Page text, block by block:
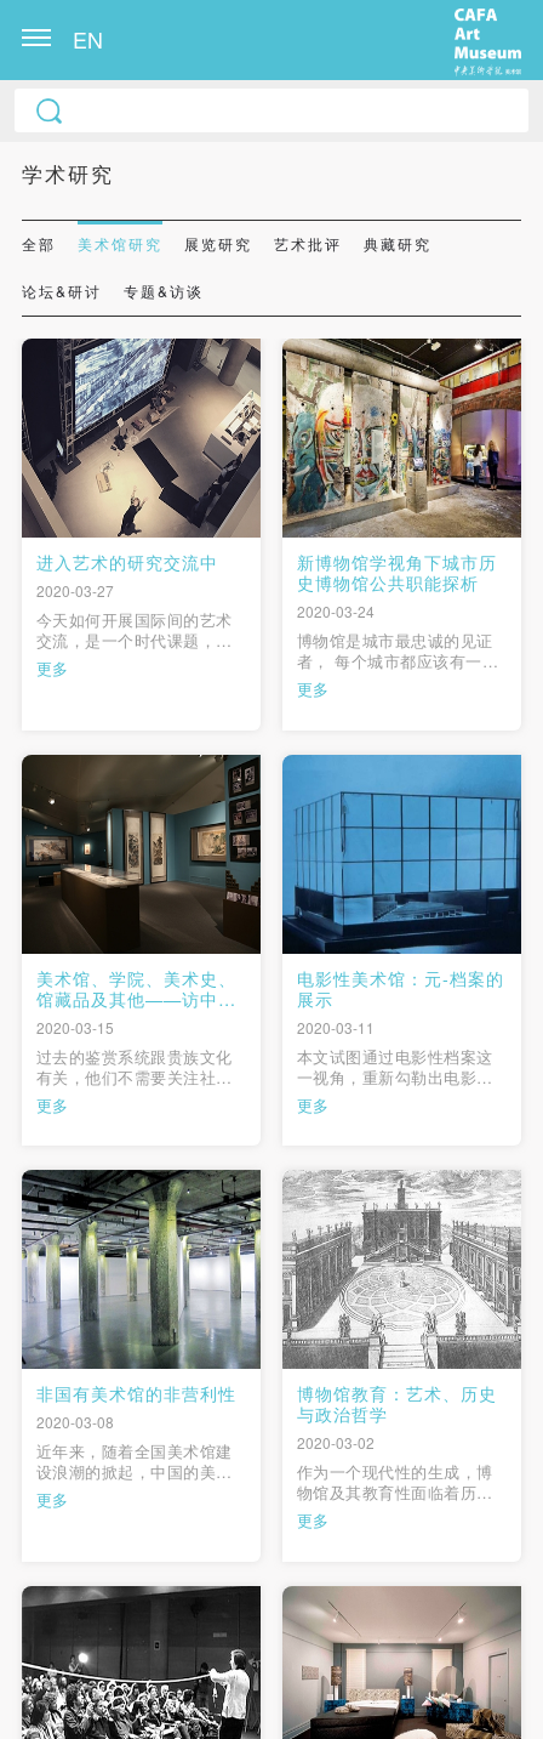
EN
学术研究
全部 美术馆研究 展览研究 艺术批评 典藏研究
论坛&研讨 专题&访谈
进入艺术的研究交流中
2020-03-27
今天如何开展国际间的艺术
交流，是一个时代课题，而
不是简单的将国际作品拿来
国内展示展出。毫无疑问，
响，这也是国际间艺术相互
交流的意义。然而，当新世
纪的曙光照耀之后，作为工
作于美术馆的 …
更多
新博物馆学视角下城市历
史博物馆公共职能探析
2020-03-24
博物馆是城市最忠诚的见证
者， 每个城市都应该有一座
记述城市历史发展的博物
馆。 近年来， 博物馆的教育
动， 更好地让观众认识历史
十分重要。 文章立足新博物
馆学教育理论， 分 …
更多
美术馆、学院、美术史、
馆藏品及其他——访中央
美术学院人文学院院长尹
吉男教授
2020-03-15
过去的鉴赏系统跟贵族文化
有关，他们不需要关注社会
问题，只关心吟诗啖茶、品
风论画，他们要学、要写最
会却全然不同，它需要具备
创造力，并且透过知识概念
进行建构，这些知识概念同
时也需要问题意识。现在美
术史的边界 …
更多
电影性美术馆：元-档案的
展示
2020-03-11
本文试图通过电影性档案这
一视角，重新勾勒出电影在
当代时空条件下的媒介特
性，并借由美术馆及其收藏
变、消解与转型。“元-档
案”意即在电影性美术馆中，
电影以一种弥散形式的持存
与在场，并在本体层面对于
美术馆空间及 …
更多
非国有美术馆的非营利性
2020-03-08
近年来，随着全国美术馆建
设浪潮的掀起，中国的美术
馆建设、分类、属性等都在
摆脱粗放的美术馆时代，而
术馆始终没有在语词上得到
统一，而是处于一种语词上
的沉浮状态；在美术馆的属
性上，也存 …
更多
博物馆教育：艺术、历史
与政治哲学
2020-03-02
作为一个现代性的生成，博
物馆及其教育性面临着历史
演变带来的挑战。从博物馆
到后博物馆，其中关涉到艺
更多
快捷登录 帐号密码登录
手机号码
发送验证码
手机号码将作为您的登录账号
验证码
登录